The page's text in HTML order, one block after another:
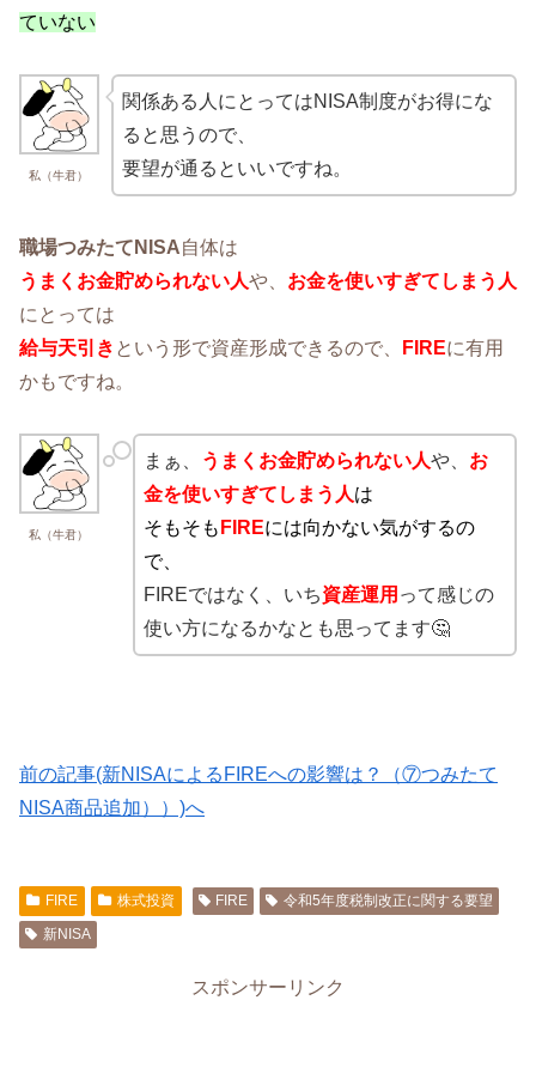
ていない
私（牛君）
関係ある人にとってはNISA制度がお得にな
ると思うので、
要望が通るといいですね。
職場つみたてNISA自体は
うまくお金貯められない人や、 お金を使いすぎてしまう人
にとっては
給与天引き という形で資産形成できるので、 FIREに有用
かもですね。
私（牛君）
まぁ、 うまくお金貯められない人や、 お
金を使いすぎてしまう人は
そもそも FIREには向かない気がするの
で、
FIREではなく、いち資産運用 って感じの
使い方になるかなとも思ってます🤔
前の記事(新NISAによるFIREへの影響は？（⑦つみたて
NISA商品追加））)へ
FIRE 株式投資 FIRE
令和5年度税制改正に関する要望
新NISA
スポンサーリンク